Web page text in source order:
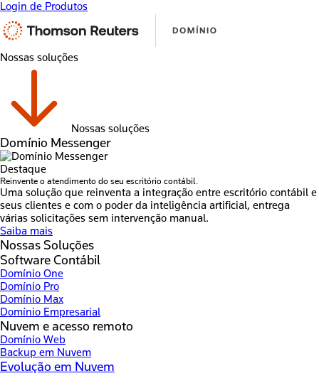
Login de Produtos
Nossas soluções
Nossas soluções
Domínio Messenger
Destaque
Reinvente o atendimento do seu escritório contábil.
Uma solução que reinventa a integração entre escritório contábil e
seus clientes e com o poder da inteligência artificial, entrega
várias solicitações sem intervenção manual.
Saiba mais
Nossas Soluções
Software Contábil
Domínio One
Domínio Pro
Domínio Max
Domínio Empresarial
Nuvem e acesso remoto
Domínio Web
Backup em Nuvem
Evolução em Nuvem